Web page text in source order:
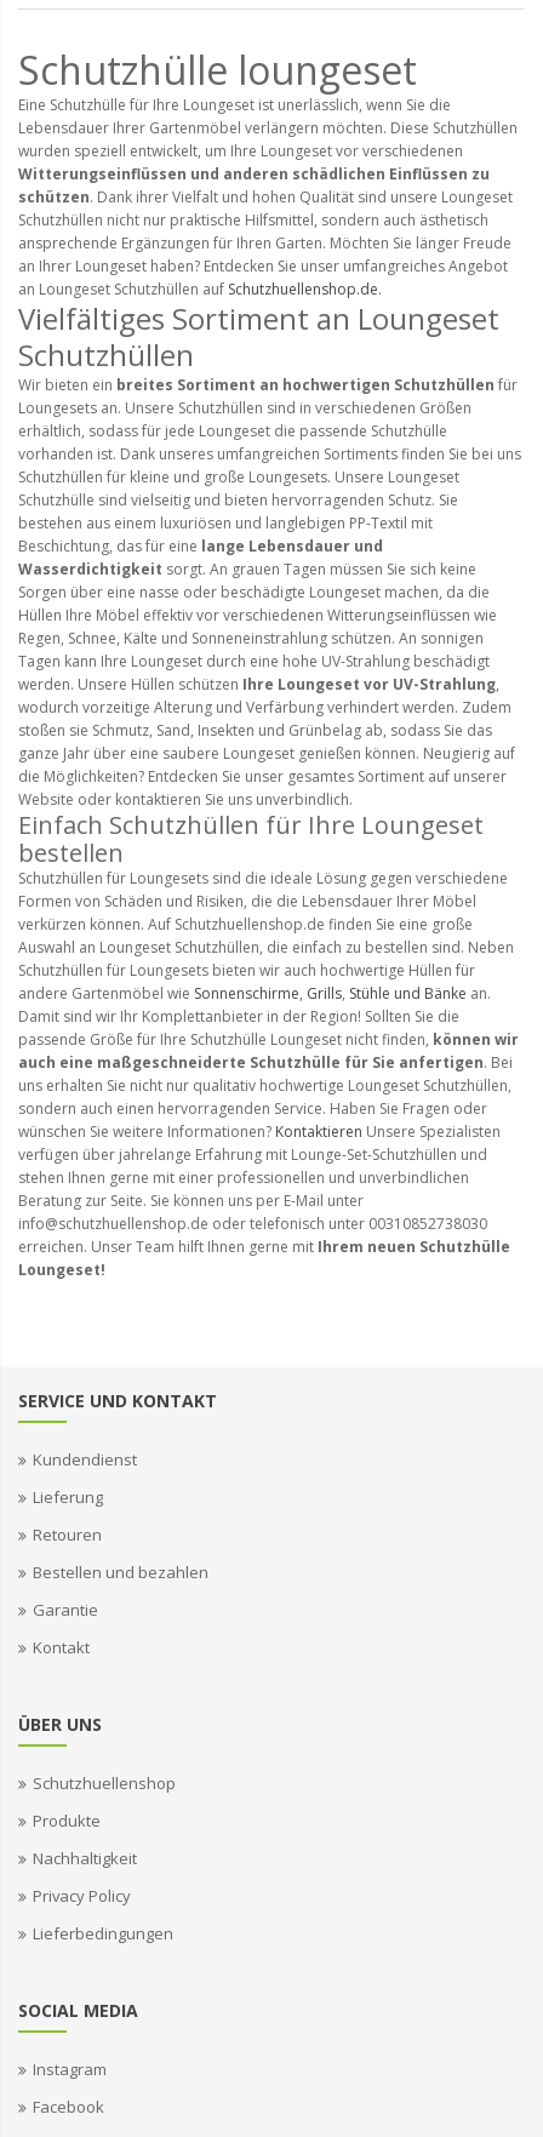
Schutzhülle loungeset
Eine Schutzhülle für Ihre Loungeset ist unerlässlich, wenn Sie die
Lebensdauer Ihrer Gartenmöbel verlängern möchten. Diese Schutzhüllen
wurden speziell entwickelt, um Ihre Loungeset vor verschiedenen
Witterungseinflüssen und anderen schädlichen Einflüssen zu
schützen. Dank ihrer Vielfalt und hohen Qualität sind unsere Loungeset
Schutzhüllen nicht nur praktische Hilfsmittel, sondern auch ästhetisch
ansprechende Ergänzungen für Ihren Garten. Möchten Sie länger Freude
an Ihrer Loungeset haben? Entdecken Sie unser umfangreiches Angebot
an Loungeset Schutzhüllen auf Schutzhuellenshop.de.
Vielfältiges Sortiment an Loungeset
Schutzhüllen
Wir bieten ein breites Sortiment an hochwertigen Schutzhüllen für
Loungesets an. Unsere Schutzhüllen sind in verschiedenen Größen
erhältlich, sodass für jede Loungeset die passende Schutzhülle
vorhanden ist. Dank unseres umfangreichen Sortiments finden Sie bei uns
Schutzhüllen für kleine und große Loungesets. Unsere Loungeset
Schutzhülle sind vielseitig und bieten hervorragenden Schutz. Sie
bestehen aus einem luxuriösen und langlebigen PP-Textil mit
Beschichtung, das für eine lange Lebensdauer und
Wasserdichtigkeit sorgt. An grauen Tagen müssen Sie sich keine
Sorgen über eine nasse oder beschädigte Loungeset machen, da die
Hüllen Ihre Möbel effektiv vor verschiedenen Witterungseinflüssen wie
Regen, Schnee, Kälte und Sonneneinstrahlung schützen. An sonnigen
Tagen kann Ihre Loungeset durch eine hohe UV-Strahlung beschädigt
werden. Unsere Hüllen schützen Ihre Loungeset vor UV-Strahlung,
wodurch vorzeitige Alterung und Verfärbung verhindert werden. Zudem
stoßen sie Schmutz, Sand, Insekten und Grünbelag ab, sodass Sie das
ganze Jahr über eine saubere Loungeset genießen können. Neugierig auf
die Möglichkeiten? Entdecken Sie unser gesamtes Sortiment auf unserer
Website oder kontaktieren Sie uns unverbindlich.
Einfach Schutzhüllen für Ihre Loungeset
bestellen
Schutzhüllen für Loungesets sind die ideale Lösung gegen verschiedene
Formen von Schäden und Risiken, die die Lebensdauer Ihrer Möbel
verkürzen können. Auf Schutzhuellenshop.de finden Sie eine große
Auswahl an Loungeset Schutzhüllen, die einfach zu bestellen sind. Neben
Schutzhüllen für Loungesets bieten wir auch hochwertige Hüllen für
andere Gartenmöbel wie Sonnenschirme, Grills, Stühle und Bänke an.
Damit sind wir Ihr Komplettanbieter in der Region! Sollten Sie die
passende Größe für Ihre Schutzhülle Loungeset nicht finden, können wir
auch eine maßgeschneiderte Schutzhülle für Sie anfertigen. Bei
uns erhalten Sie nicht nur qualitativ hochwertige Loungeset Schutzhüllen,
sondern auch einen hervorragenden Service. Haben Sie Fragen oder
wünschen Sie weitere Informationen? Kontaktieren Unsere Spezialisten
verfügen über jahrelange Erfahrung mit Lounge-Set-Schutzhüllen und
stehen Ihnen gerne mit einer professionellen und unverbindlichen
Beratung zur Seite. Sie können uns per E-Mail unter
info@schutzhuellenshop.de oder telefonisch unter 00310852738030
erreichen. Unser Team hilft Ihnen gerne mit Ihrem neuen Schutzhülle
Loungeset!
SERVICE UND KONTAKT
Kundendienst
Lieferung
Retouren
Bestellen und bezahlen
Garantie
Kontakt
ÜBER UNS
Schutzhuellenshop
Produkte
Nachhaltigkeit
Privacy Policy
Lieferbedingungen
SOCIAL MEDIA
Instagram
Facebook